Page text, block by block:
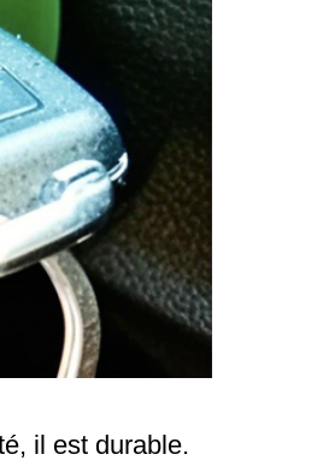
il est durable.